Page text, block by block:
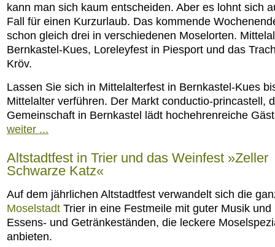
kann man sich kaum entscheiden. Aber es lohnt sich
Fall für einen Kurzurlaub. Das kommende
schon gleich drei in verschiedenen Moselorten.
Bernkastel-Kues, Loreleyfest in Piesport und das
Kröv.
Lassen Sie sich in Mittelalterfest in Bernkastel-Kues
Mittelalter verführen. Der Markt conductio-princastell,
Gemeinschaft in Bernkastel lädt hochehrenreiche
weiter ...
Altstadtfest in Trier und das Weinfest »Zeller
Schwarze Katz«
Auf dem jährlichen Altstadtfest verwandelt sich die
Moselstadt Trier in eine Festmeile mit guter Musik und
Essens- und Getränkeständen, die leckere
anbieten.